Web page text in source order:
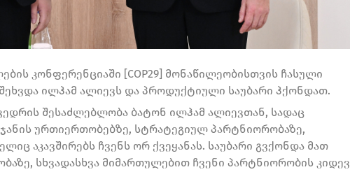
კონფერენციაში [COP29] მონაწილეობისთვის ჩასული
შეხვდა ილჰამ ალიევს და პროდუქტიული საუბარი ჰქონდათ.
შესაძლებლობა ბატონ ილჰამ ალიევთან, სადაც
ურთიერთობებზე, სტრატეგიულ პარტნიორობაზე,
აკავშირებს ჩვენს ორ ქვეყანას. საუბარი გვქონდა მათ
სხვადასხვა მიმართულებით ჩვენი პარტნიორობის კიდევ